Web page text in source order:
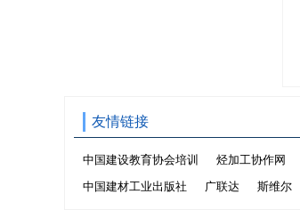
友情链接
中国建设教育协会培训 烃加工协作网
中国建材工业出版社
广联达 斯维尔